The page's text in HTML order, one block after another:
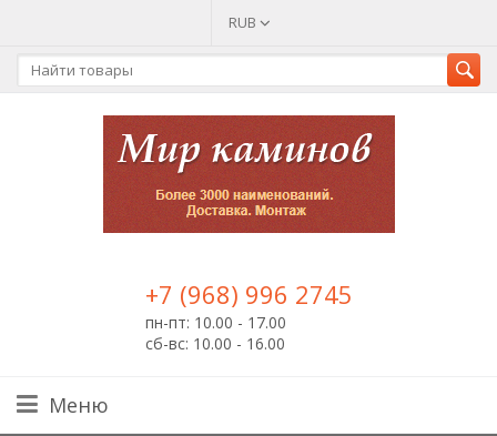
RUB
+7 (968) 996 2745
пн-пт: 10.00 - 17.00
сб-вс: 10.00 - 16.00
Меню